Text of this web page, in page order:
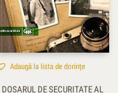
Adaugă la lista de dorințe
DOSARUL DE SECURITATE AL